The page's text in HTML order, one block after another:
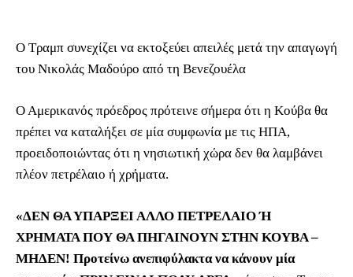
Ο Τραμπ συνεχίζει να εκτοξεύει απειλές μετά την απαγωγή
του Νικολάς Μαδούρο από τη Βενεζουέλα
Ο Αμερικανός πρόεδρος πρότεινε σήμερα ότι η Κούβα θα
πρέπει να καταλήξει σε μία συμφωνία με τις ΗΠΑ,
προειδοποιώντας ότι η νησιωτική χώρα δεν θα λαμβάνει
πλέον πετρέλαιο ή χρήματα.
«ΔΕΝ ΘΑ ΥΠΑΡΞΕΙ ΑΛΛΟ ΠΕΤΡΕΛΑΙΟ Ή
ΧΡΗΜΑΤΑ ΠΟΥ ΘΑ ΠΗΓΑΙΝΟΥΝ ΣΤΗΝ ΚΟΥΒΑ –
ΜΗΔΕΝ! Προτείνω ανεπιφύλακτα να κάνουν μία